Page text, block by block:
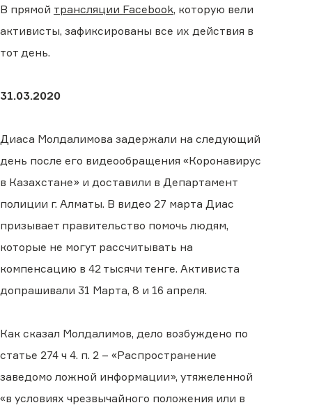
В прямой трансляции Facebook, которую вели
активисты, зафиксированы все их действия в
тот день.
31.03.2020
Диаса Молдалимова задержали на следующий
день после его видеообращения «Коронавирус
в Казахстане» и доставили в Департамент
полиции г. Алматы. В видео 27 марта Диас
призывает правительство помочь людям,
которые не могут рассчитывать на
компенсацию в 42 тысячи тенге. Активиста
допрашивали 31 Марта, 8 и 16 апреля.
Как сказал Молдалимов, дело возбуждено по
статье 274 ч 4. п. 2 – «Распространение
заведомо ложной информации», утяжеленной
«в условиях чрезвычайного положения или в